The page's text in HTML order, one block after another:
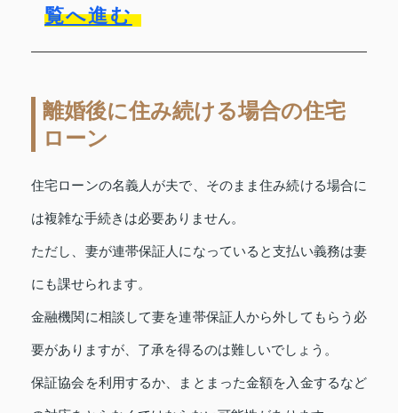
覧へ進む
離婚後に住み続ける場合の住宅
ローン
住宅ローンの名義人が夫で、そのまま住み続ける場合に
は複雑な手続きは必要ありません。
ただし、妻が連帯保証人になっていると支払い義務は妻
にも課せられます。
金融機関に相談して妻を連帯保証人から外してもらう必
要がありますが、了承を得るのは難しいでしょう。
保証協会を利用するか、まとまった金額を入金するなど